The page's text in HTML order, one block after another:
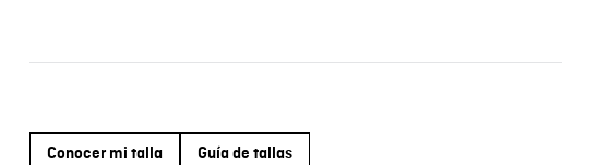
Conocer mi talla Guía de tallas